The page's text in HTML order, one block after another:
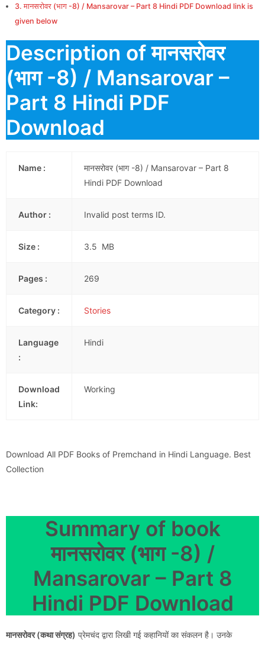
मानसरोवर (भाग -8) / Mansarovar – Part 8 Hindi PDF Download link is
given below
Description of मानसरोवर
(भाग -8) / Mansarovar –
Part 8 Hindi PDF
Download
Name :
मानसरोवर (भाग -8) / Mansarovar – Part 8
Hindi PDF Download
Author : Invalid post terms ID.
Size : 3.5 MB
Pages : 269
Category : Stories
Language
:
Hindi
Download
Link:
Working
Download All PDF Books of Premchand in Hindi Language. Best
Collection
Summary of book
मानसरोवर (भाग -8) /
Mansarovar – Part 8
Hindi PDF Download
मानसरोवर (कथा संग्रह) प्रेमचंद द्वारा लिखी गई कहानियों का संकलन है। उनके